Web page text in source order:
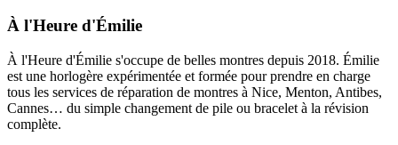
À l'Heure d'Émilie
À l'Heure d'Émilie s'occupe de belles montres depuis 2018. Émilie
est une horlogère expérimentée et formée pour prendre en charge
tous les services de réparation de montres à Nice, Menton, Antibes,
Cannes… du simple changement de pile ou bracelet à la révision
complète.